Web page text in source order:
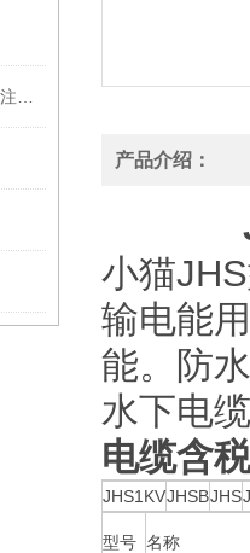
产品介绍：
小猫
输电能
能。防
水下电
电缆含
JHS1KVJHSBJHS
型号 名称